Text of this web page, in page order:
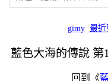
gimy 最近
藍色大海的傳說 第
回到《